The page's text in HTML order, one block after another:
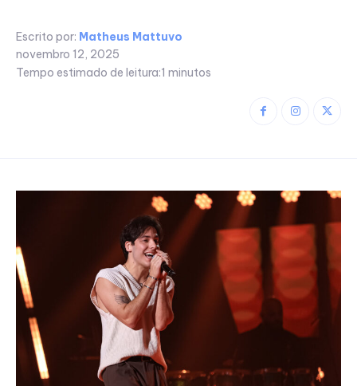
Escrito por: Matheus Mattuvo
novembro 12, 2025
Tempo estimado de leitura:1 minutos